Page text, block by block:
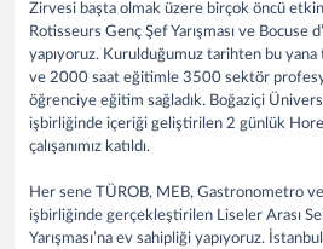
Zirvesi başta olmak üzere birçok öncü
Rotisseurs Genç Şef Yarışması ve Bocuse
yapıyoruz. Kurulduğumuz tarihten bu
ve 2000 saat eğitimle 3500 sektör
öğrenciye eğitim sağladık. Boğaziçi
işbirliğinde içeriği geliştirilen 2 günlük
çalışanımız katıldı.
Her sene TÜROB, MEB, Gastronometro
işbirliğinde gerçekleştirilen Liseler Arası
Yarışması’na ev sahipliği yapıyoruz.